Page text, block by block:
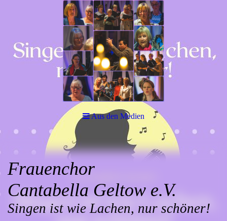
Aus den Medien
Frauenchor
Cantabella Geltow e.V.
Singen ist wie Lachen, nur schöner!